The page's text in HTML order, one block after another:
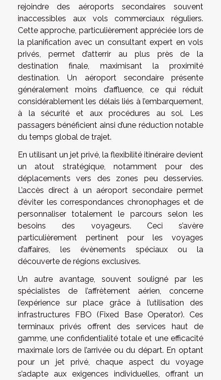
rejoindre des aéroports secondaires souvent
inaccessibles aux vols commerciaux réguliers.
Cette approche, particulièrement appréciée lors de
la planification avec un consultant expert en vols
privés, permet d’atterrir au plus près de la
destination finale, maximisant la proximité
destination. Un aéroport secondaire présente
généralement moins d’affluence, ce qui réduit
considérablement les délais liés à l’embarquement,
à la sécurité et aux procédures au sol. Les
passagers bénéficient ainsi d’une réduction notable
du temps global de trajet.
En utilisant un jet privé, la flexibilité itinéraire devient
un atout stratégique, notamment pour des
déplacements vers des zones peu desservies.
L’accès direct à un aéroport secondaire permet
d’éviter les correspondances chronophages et de
personnaliser totalement le parcours selon les
besoins des voyageurs. Ceci s’avère
particulièrement pertinent pour les voyages
d’affaires, les évènements spéciaux ou la
découverte de régions exclusives.
Un autre avantage, souvent souligné par les
spécialistes de l’affrètement aérien, concerne
l’expérience sur place grâce à l’utilisation des
infrastructures FBO (Fixed Base Operator). Ces
terminaux privés offrent des services haut de
gamme, une confidentialité totale et une efficacité
maximale lors de l’arrivée ou du départ. En optant
pour un jet privé, chaque aspect du voyage
s’adapte aux exigences individuelles, offrant un